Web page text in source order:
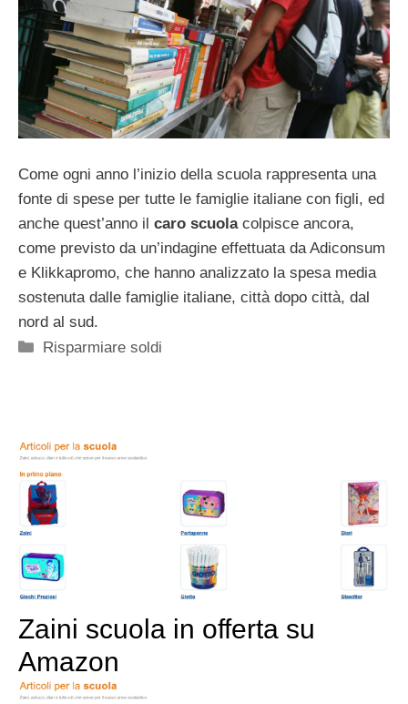
Come ogni anno l’inizio della scuola rappresenta una
fonte di spese per tutte le famiglie italiane con figli, ed
anche quest’anno il caro scuolacolpisce ancora,
come previsto da un’indagine effettuata da Adiconsum
e Klikkapromo, che hanno analizzato la spesa media
sostenuta dalle famiglie italiane, città dopo città, dal
nord al sud.
Categorie
Risparmiare soldi
Zaini scuola in offerta su
Amazon